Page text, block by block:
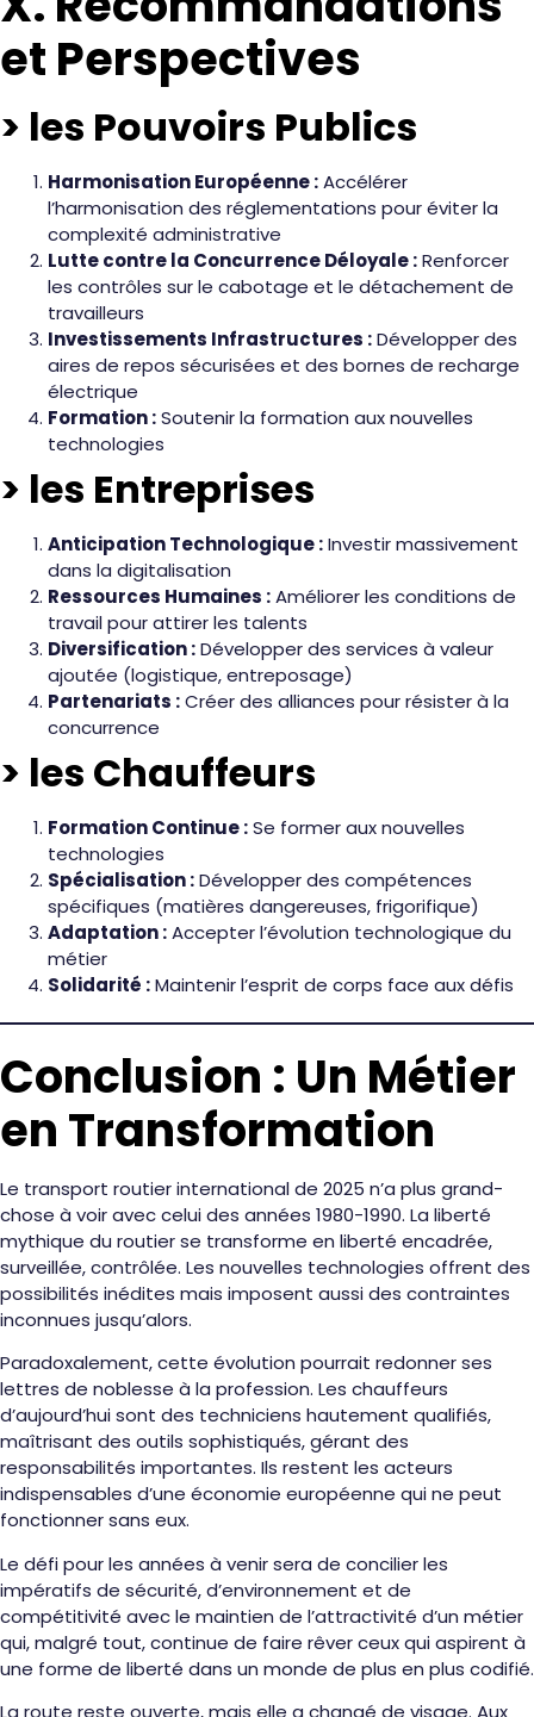
et Perspectives
> les Pouvoirs Publics
Harmonisation Européenne :Accélérer
l’harmonisation des réglementations pour éviter la
complexité administrative
Lutte contre la Concurrence Déloyale :Renforcer
les contrôles sur le cabotage et le détachement de
travailleurs
Investissements Infrastructures :Développer des
aires de repos sécurisées et des bornes de recharge
électrique
Formation :Soutenir la formation aux nouvelles
technologies
> les Entreprises
Anticipation Technologique :Investir massivement
dans la digitalisation
Ressources Humaines :Améliorer les conditions de
travail pour attirer les talents
Diversification :Développer des services à valeur
ajoutée (logistique, entreposage)
Partenariats :Créer des alliances pour résister à la
concurrence
> les Chauffeurs
Formation Continue :Se former aux nouvelles
technologies
Spécialisation :Développer des compétences
spécifiques (matières dangereuses, frigorifique)
Adaptation :Accepter l’évolution technologique du
métier
Solidarité :Maintenir l’esprit de corps face aux défis
Conclusion : Un Métier
en Transformation
Le transport routier international de 2025 n’a plus grand-
chose à voir avec celui des années 1980-1990. La liberté
mythique du routier se transforme en liberté encadrée,
surveillée, contrôlée. Les nouvelles technologies offrent des
possibilités inédites mais imposent aussi des contraintes
inconnues jusqu’alors.
Paradoxalement, cette évolution pourrait redonner ses
lettres de noblesse à la profession. Les chauffeurs
d’aujourd’hui sont des techniciens hautement qualifiés,
maîtrisant des outils sophistiqués, gérant des
responsabilités importantes. Ils restent les acteurs
indispensables d’une économie européenne qui ne peut
fonctionner sans eux.
Le défi pour les années à venir sera de concilier les
impératifs de sécurité, d’environnement et de
compétitivité avec le maintien de l’attractivité d’un métier
qui, malgré tout, continue de faire rêver ceux qui aspirent à
une forme de liberté dans un monde de plus en plus codifié.
La route reste ouverte, mais elle a changé de visage. Aux